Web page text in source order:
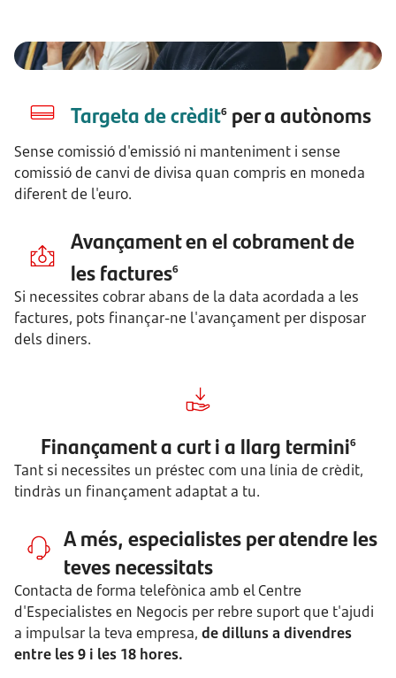
Targeta de crèdit6 per a autònoms
Sense comissió d'emissió ni manteniment i sense
comissió de canvi de divisa quan compris en moneda
diferent de l'euro.
Avançament en el cobrament de
les factures6
Si necessites cobrar abans de la data acordada a les
factures, pots finançar-ne l'avançament per disposar
dels diners.
Finançament a curt i a llarg termini6
Tant si necessites un préstec com una línia de crèdit,
tindràs un finançament adaptat a tu.
A més, especialistes per atendre les
teves necessitats
Contacta de forma telefònica amb el Centre
d'Especialistes en Negocis per rebre suport que t'ajudi
a impulsar la teva empresa, de dilluns a divendres
entre les 9 i les 18 hores.